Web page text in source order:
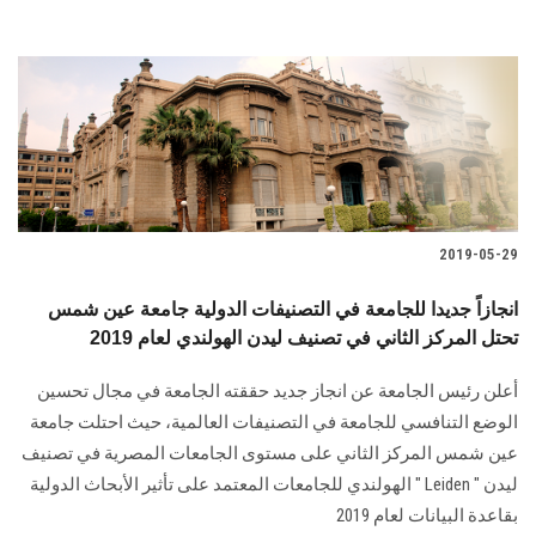
2019-05-29
انجازاً جديدا للجامعة في التصنيفات الدولية جامعة عين شمس
تحتل المركز الثاني في تصنيف ليدن الهولندي لعام 2019
أعلن رئيس الجامعة عن انجاز جديد حققته الجامعة في مجال تحسين
الوضع التنافسي للجامعة في التصنيفات العالمية، حيث احتلت جامعة
عين شمس المركز الثاني على مستوى الجامعات المصرية في تصنيف
ليدن " Leiden " الهولندي للجامعات المعتمد على تأثير الأبحاث الدولية
بقاعدة البيانات لعام 2019